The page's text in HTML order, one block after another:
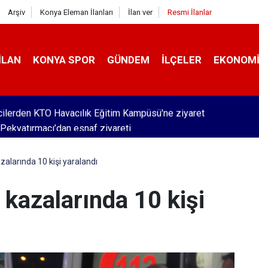
Arşiv Konya Eleman İlanları İlan ver Resmi İlanlar
KONYA SPOR GÜNDEM İLÇELER EKONOMI
esnaf ziyareti
10 kişi yaralandı
10 kişi